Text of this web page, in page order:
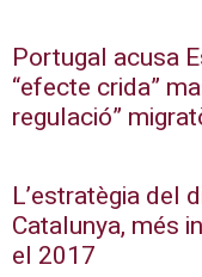
Portugal acusa
“efecte crida”
regulació”
L’estratègia del
Catalunya, més
el 2017